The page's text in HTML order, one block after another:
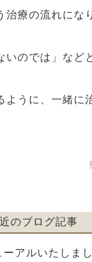
療の流れにな
いのでは」など
ように、一緒に
のブログ記事
アルいたしま